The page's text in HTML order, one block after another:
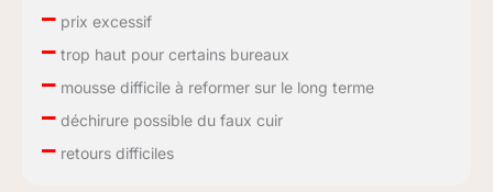
–prix excessif
–trop haut pour certains bureaux
–mousse difficile à reformer sur le long terme
–déchirure possible du faux cuir
–retours difficiles